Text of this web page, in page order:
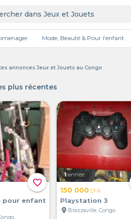
Mode, Beauté & Pour l'enfant
annonces Jeux et Jouets au Congo
plus récentes
favorite_border
enfant
1 année
150 000CFA
Playstation 3
location_on Brazzaville, Congo